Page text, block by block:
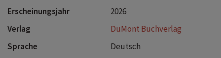
Erscheinungsjahr
2026
Verlag
DuMont Buchverlag
Sprache
Deutsch